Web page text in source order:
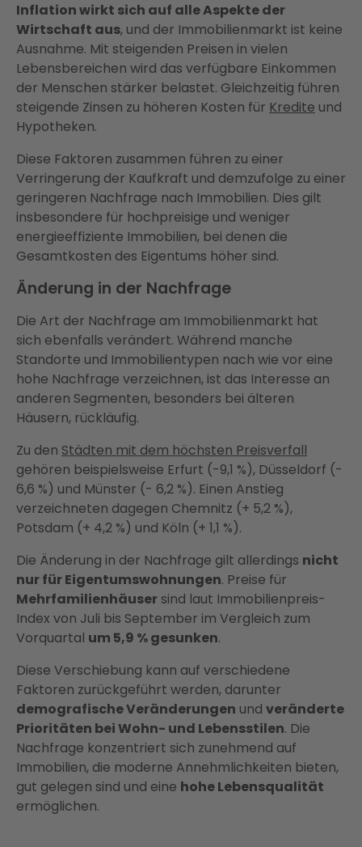
Inflation wirkt sich auf alle Aspekte der
Wirtschaft aus, und der Immobilienmarkt ist keine
Ausnahme. Mit steigenden Preisen in vielen
Lebensbereichen wird das verfügbare Einkommen
der Menschen stärker belastet. Gleichzeitig führen
steigende Zinsen zu höheren Kosten für Kredite und
Hypotheken.
Diese Faktoren zusammen führen zu einer
Verringerung der Kaufkraft und demzufolge zu einer
geringeren Nachfrage nach Immobilien. Dies gilt
insbesondere für hochpreisige und weniger
energieeffiziente Immobilien, bei denen die
Gesamtkosten des Eigentums höher sind.
Änderung in der Nachfrage
Die Art der Nachfrage am Immobilienmarkt hat
sich ebenfalls verändert. Während manche
Standorte und Immobilientypen nach wie vor eine
hohe Nachfrage verzeichnen, ist das Interesse an
anderen Segmenten, besonders bei älteren
Häusern, rückläufig.
Zu den Städten mit dem höchsten Preisverfall
gehören beispielsweise Erfurt (-9,1 %), Düsseldorf (-
6,6 %) und Münster (- 6,2 %). Einen Anstieg
verzeichneten dagegen Chemnitz (+ 5,2 %),
Potsdam (+ 4,2 %) und Köln (+ 1,1 %).
Die Änderung in der Nachfrage gilt allerdings nicht
nur für Eigentumswohnungen. Preise für
Mehrfamilienhäuser sind laut Immobilienpreis-
Index von Juli bis September im Vergleich zum
Vorquartal um 5,9 % gesunken.
Diese Verschiebung kann auf verschiedene
Faktoren zurückgeführt werden, darunter
demografische Veränderungen und veränderte
Prioritäten bei Wohn- und Lebensstilen. Die
Nachfrage konzentriert sich zunehmend auf
Immobilien, die moderne Annehmlichkeiten bieten,
gut gelegen sind und eine hohe Lebensqualität
ermöglichen.